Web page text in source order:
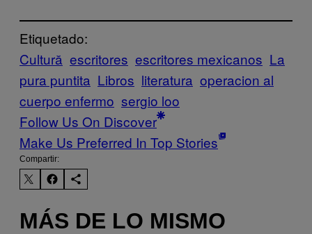
Etiquetado:
Cultură escritores escritores mexicanos La
pura puntita Libros literatura operacion al
cuerpo enfermo sergio loo
Follow Us On Discover
Make Us Preferred In Top Stories
Compartir:
MÁS DE LO MISMO